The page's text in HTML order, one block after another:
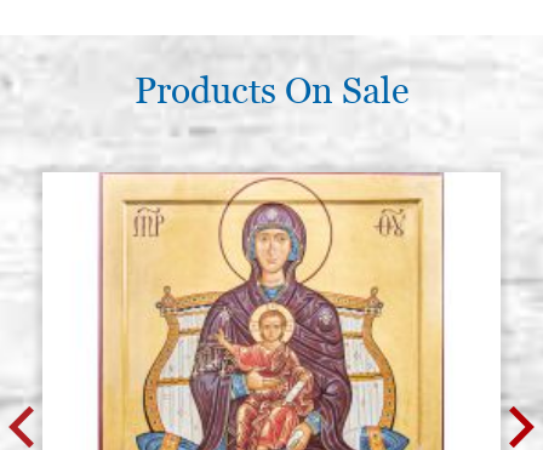
Products On Sale